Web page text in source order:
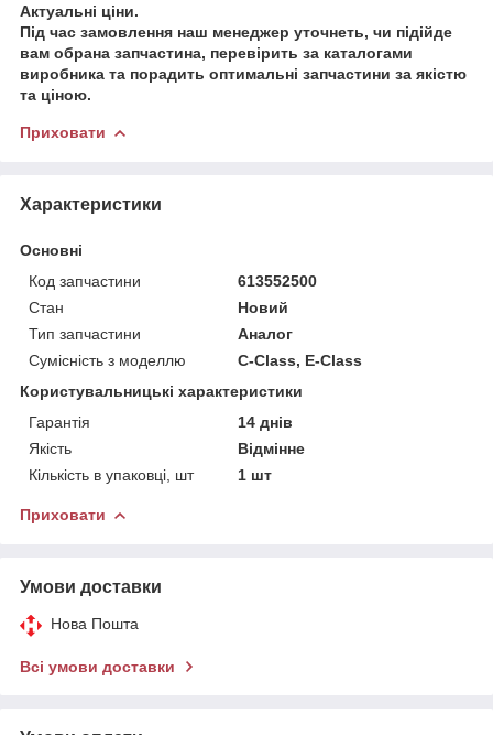
Актуальні ціни.
Під час замовлення наш менеджер уточнеть, чи підійде
вам обрана запчастина, перевірить за каталогами
виробника та порадить оптимальні запчастини за якістю
та ціною.
Приховати
Характеристики
Основні
Код запчастини
613552500
Стан
Новий
Тип запчастини
Аналог
Сумісність з моделлю
C-Class, E-Class
Користувальницькі характеристики
Гарантія
14 днів
Якість
Відмінне
Кількість в упаковці, шт
1 шт
Приховати
Умови доставки
Нова Пошта
Всі умови доставки